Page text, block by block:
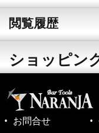
閲覧履歴
ショッピン
お問合せ